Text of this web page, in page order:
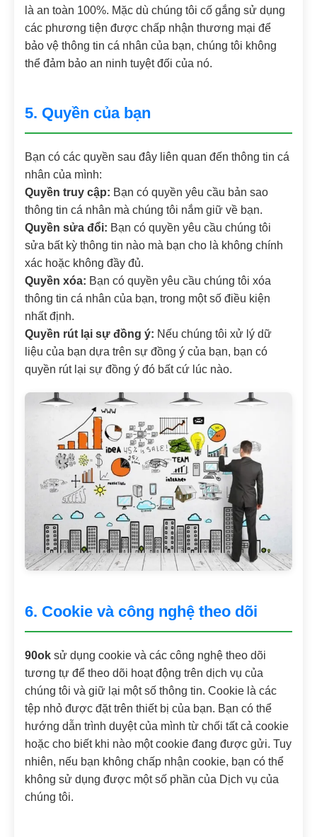
là an toàn 100%. Mặc dù chúng tôi cố gắng sử dụng
các phương tiện được chấp nhận thương mại để
bảo vệ thông tin cá nhân của bạn, chúng tôi không
thể đảm bảo an ninh tuyệt đối của nó.
5. Quyền của bạn
Bạn có các quyền sau đây liên quan đến thông tin cá
nhân của mình:
Quyền truy cập: Bạn có quyền yêu cầu bản sao
thông tin cá nhân mà chúng tôi nắm giữ về bạn.
Quyền sửa đổi: Bạn có quyền yêu cầu chúng tôi
sửa bất kỳ thông tin nào mà bạn cho là không chính
xác hoặc không đầy đủ.
Quyền xóa: Bạn có quyền yêu cầu chúng tôi xóa
thông tin cá nhân của bạn, trong một số điều kiện
nhất định.
Quyền rút lại sự đồng ý: Nếu chúng tôi xử lý dữ
liệu của bạn dựa trên sự đồng ý của bạn, bạn có
quyền rút lại sự đồng ý đó bất cứ lúc nào.
6. Cookie và công nghệ theo dõi
90ok sử dụng cookie và các công nghệ theo dõi
tương tự để theo dõi hoạt động trên dịch vụ của
chúng tôi và giữ lại một số thông tin. Cookie là các
tệp nhỏ được đặt trên thiết bị của bạn. Bạn có thể
hướng dẫn trình duyệt của mình từ chối tất cả cookie
hoặc cho biết khi nào một cookie đang được gửi. Tuy
nhiên, nếu bạn không chấp nhận cookie, bạn có thể
không sử dụng được một số phần của Dịch vụ của
chúng tôi.